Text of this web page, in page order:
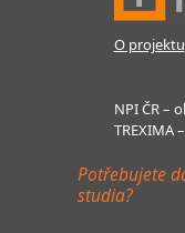
O projektu
NPI ČR –
TREXIMA
Potřebujete
studia?